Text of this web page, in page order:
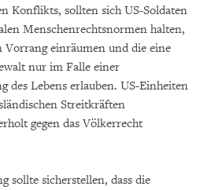
Konflikts, sollten sich US-Soldaten
Menschenrechtsnormen halten,
Vorrang einräumen und die eine
nur im Falle einer
des Lebens erlauben. US-Einheiten
Streitkräften
gegen das Völkerrecht
sollte sicherstellen, dass die